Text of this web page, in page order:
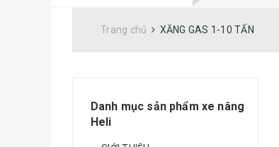
Trang chủ XĂNG GAS 1-10 TẤN
Danh mục sản phẩm xe nâng
Heli